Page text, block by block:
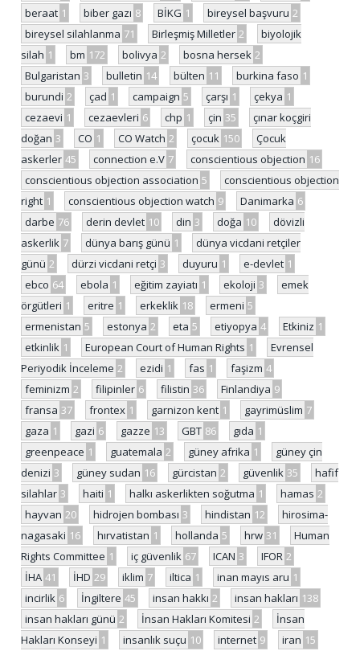
beraat 1 biber gazı 8 BİKG 1 bireysel başvuru 2
bireysel silahlanma 71 Birleşmiş Milletler 2
biyolojik
silah 1 bm 172 bolivya 2 bosna hersek 2
Bulgaristan 3 bulletin 14 bülten 11 burkina faso 1
burundi 2 çad 1 campaign 5 çarşı 1 çekya 1
cezaevi 1 cezaevleri 6 chp 1 çin 35
çınar koçgiri
doğan 3 CO 1 CO Watch 2 çocuk 150
Çocuk
askerler 45 connection e.V 7 conscientious objection 16
conscientious objection association 5
conscientious objection
right 1 conscientious objection watch 9 Danimarka 6
darbe 76 derin devlet 10 din 3 doğa 10
dövizli
askerlik 7 dünya barış günü 1
dünya vicdani retçiler
günü 2 dürzi vicdani retçi 3 duyuru 1 e-devlet 1
ebco 64 ebola 1 eğitim zayiatı 1 ekoloji 3
emek
örgütleri 1 eritre 1 erkeklik 18 ermeni 5
ermenistan 5 estonya 2 eta 5 etiyopya 4 Etkiniz 1
etkinlik 1 European Court of Human Rights 1
Evrensel
Periyodik İnceleme 2 ezidi 1 fas 1 faşizm 4
feminizm 2 filipinler 6 filistin 36 Finlandiya 9
fransa 37 frontex 1 garnizon kent 1 gayrimüslim 7
gaza 1 gazi 6 gazze 13 GBT 86 gıda 1
greenpeace 1 guatemala 2 güney afrika 1
güney çin
denizi 3 güney sudan 16 gürcistan 2 güvenlik 35
hafif
silahlar 3 haiti 1 halkı askerlikten soğutma 1 hamas 2
hayvan 20 hidrojen bombası 3 hindistan 12
hirosima-
nagasaki 16 hırvatistan 1 hollanda 5 hrw 31
Human
Rights Committee 1 iç güvenlik 67 ICAN 3 IFOR 2
İHA 41 İHD 29 iklim 7 iltica 1 inan mayıs aru 1
incirlik 6 İngiltere 45 insan hakkı 2 insan hakları 138
insan hakları günü 2 İnsan Hakları Komitesi 2
İnsan
Hakları Konseyi 1 insanlık suçu 10 internet 9 iran 15